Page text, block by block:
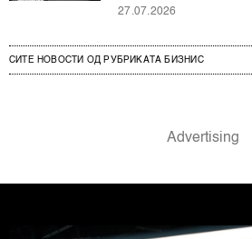
27.07.2026
СИТЕ НОВОСТИ ОД РУБРИКАТА БИЗНИС